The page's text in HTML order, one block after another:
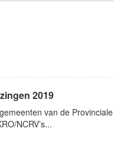
2019
van de
NCRV’s...